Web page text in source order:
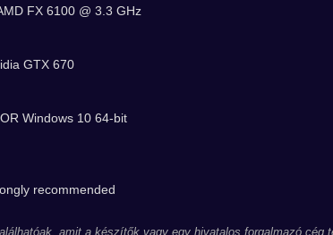
FX 6100 @ 3.3 GHz
GTX 670
Windows 10 64-bit
recommended
amit a készítők vagy egy hivatalos forgalmazó cég